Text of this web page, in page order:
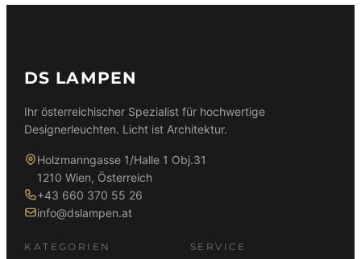
DS LAMPEN
Ihr österreichischer Spezialist für hochwertige
Designerleuchten. Licht ist Architektur.
Holzmanngasse 1/Halle 1 Obj.31
1210 Wien, Österreich
+43 660 370 55 26
info@dslampen.at
KATEGORIEN SERVICE